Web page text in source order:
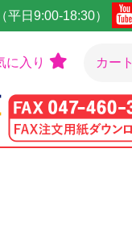
平日9:00-18:30）
に入り カート